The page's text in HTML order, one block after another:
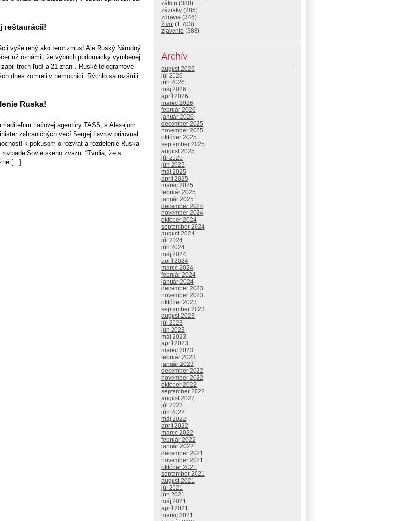
reštaurácii!
vyšetrený ako terorizmus! Ale Ruský Národný
už oznámil, že výbuch podomácky vyrobenej
troch ľudí a 21 zranil. Ruské telegramové
dnes zomreli v nemocnici. Rýchlo sa rozšírili
Ruska!
tlačovej agentúry TASS, s Alexejom
zahraničných vecí Sergej Lavrov prirovnal
k pokusom o rozvrat a rozdelenie Ruska
Sovietskeho zväzu: “Tvrdia, že s
[...]
zákon (380)
zázraky (285)
zdravie (346)
život(1 703)
zjavenie (388)
Archív
august 2026
júl 2026
jún 2026
máj 2026
apríl 2026
marec 2026
február 2026
január 2026
december 2025
november 2025
október 2025
september 2025
august 2025
júl 2025
jún 2025
máj 2025
apríl 2025
marec 2025
február 2025
január 2025
december 2024
november 2024
október 2024
september 2024
august 2024
júl 2024
jún 2024
máj 2024
apríl 2024
marec 2024
február 2024
január 2024
december 2023
november 2023
október 2023
september 2023
august 2023
júl 2023
jún 2023
máj 2023
apríl 2023
marec 2023
február 2023
január 2023
december 2022
november 2022
október 2022
september 2022
august 2022
júl 2022
jún 2022
máj 2022
apríl 2022
marec 2022
február 2022
január 2022
december 2021
november 2021
október 2021
september 2021
august 2021
júl 2021
jún 2021
máj 2021
apríl 2021
marec 2021